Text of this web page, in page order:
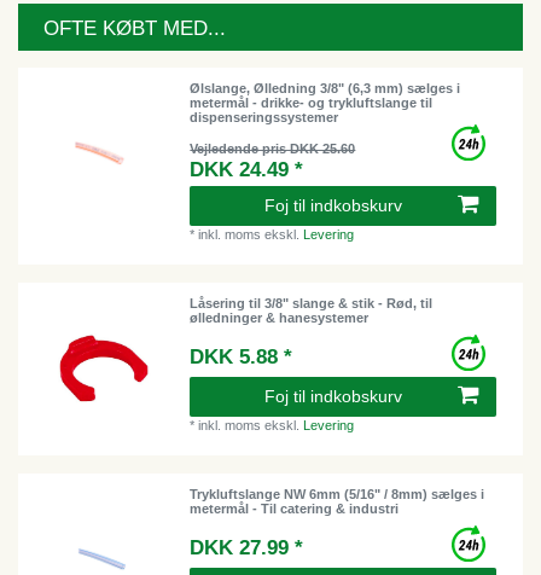
OFTE KØBT MED...
Ølslange, Ølledning 3/8" (6,3 mm) sælges i
metermål - drikke- og trykluftslange til
dispenseringssystemer
Vejledende pris DKK 25.60
DKK 24.49 *
Foj til indkobskurv
*inkl. moms ekskl.Levering
Låsering til 3/8" slange & stik - Rød, til
ølledninger & hanesystemer
DKK 5.88 *
Foj til indkobskurv
*inkl. moms ekskl.Levering
Trykluftslange NW 6mm (5/16" / 8mm) sælges i
metermål - Til catering & industri
DKK 27.99 *